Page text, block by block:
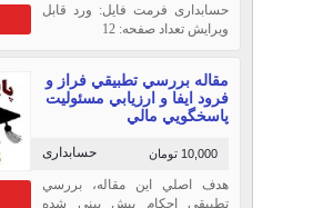
حسابداری فرمت فایل: ورد قابل
ویرایش تعداد صفحه: 12
مقاله بررسي تطبيقي فراز و
فرود ايفا و ارزيابي مسئوليت
پاسخگويي مالي
حسابداری 10,000 تومان
هدف اصلي اين مقاله، بررسي
تطبيقي احكام پيش بيني شده